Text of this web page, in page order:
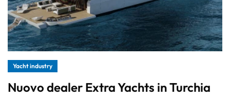
Yacht industry
Nuovo dealer Extra Yachts in Turchia